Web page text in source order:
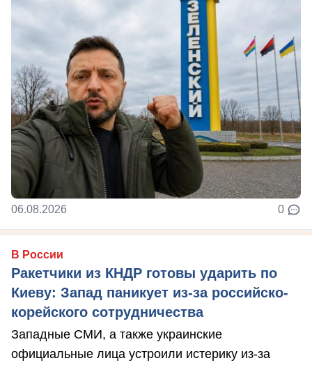
06.08.2026 0
В России
Ракетчики из КНДР готовы ударить по
Киеву: Запад паникует из-за российско-
корейского сотрудничества
Западные СМИ, а также украинские
официальные лица устроили истерику из-за